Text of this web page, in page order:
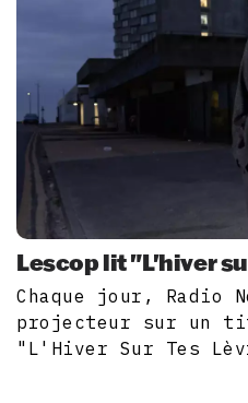
Lescop lit "L'hiver
Chaque jour, Radio
projecteur sur un
"L'Hiver Sur Tes